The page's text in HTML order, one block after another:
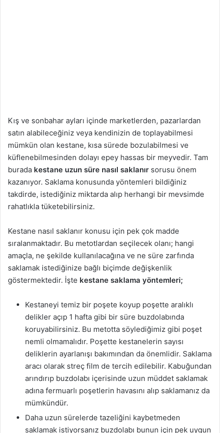
Kış ve sonbahar ayları içinde marketlerden, pazarlardan
satın alabileceğiniz veya kendinizin de toplayabilmesi
mümkün olan kestane, kısa sürede bozulabilmesi ve
küflenebilmesinden dolayı epey hassas bir meyvedir. Tam
burada kestane uzun süre nasıl saklanır sorusu önem
kazanıyor. Saklama konusunda yöntemleri bildiğiniz
takdirde, istediğiniz miktarda alıp herhangi bir mevsimde
rahatlıkla tüketebilirsiniz.
Kestane nasıl saklanır konusu için pek çok madde
sıralanmaktadır. Bu metotlardan seçilecek olanı; hangi
amaçla, ne şekilde kullanılacağına ve ne süre zarfında
saklamak istediğinize bağlı biçimde değişkenlik
göstermektedir. İşte kestane saklama yöntemleri;
Kestaneyi temiz bir poşete koyup poşette aralıklı
delikler açıp 1 hafta gibi bir süre buzdolabında
koruyabilirsiniz. Bu metotta söylediğimiz gibi poşet
nemli olmamalıdır. Poşette kestanelerin sayısı
deliklerin ayarlanışı bakımından da önemlidir. Saklama
aracı olarak streç film de tercih edilebilir. Kabuğundan
arındırıp buzdolabı içerisinde uzun müddet saklamak
adına fermuarlı poşetlerin havasını alıp saklamanız da
mümkündür.
Daha uzun sürelerde tazeliğini kaybetmeden
saklamak istiyorsanız buzdolabı bunun için pek uygun